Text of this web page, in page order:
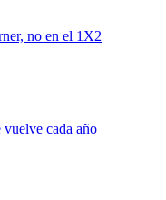
no en el 1X2
cada año